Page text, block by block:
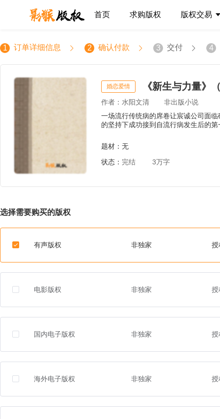
首页 求购版权 版权交易
1 订单详细信息 2 确认付款 3 交付 4
婚恋爱情 《新生与力量》
作者：水阳文清
非出版小说
一场流行传统病的席卷让宸诚公司面
的坚持下成功接到自流行病发生后的
题材：无
状态： 完结 3万字
选择需要购买的版权
有声版权 非独家 授
电影版权 非独家 授
国内电子版权 非独家 授
海外电子版权 非独家 授